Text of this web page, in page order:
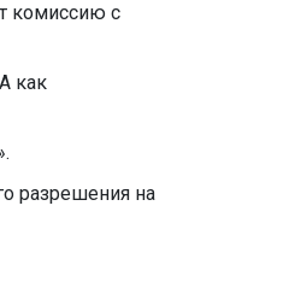
комиссию с
как
разрешения на